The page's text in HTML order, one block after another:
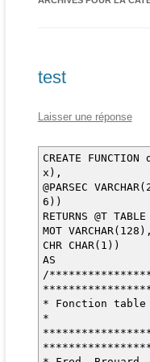
test
Laisser une réponse
CREATE FUNCTION
x),
@PARSEC
6))
RETURNS @T
MOT VARCHAR(128),
CHR CHAR(1))
AS
/
* Fonction table
*